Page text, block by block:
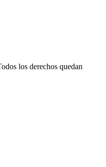
los derechos quedan